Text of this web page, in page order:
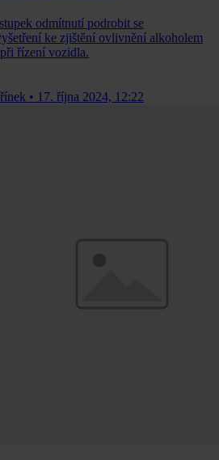
odmítnutí podrobit se
ke zjištění ovlivnění alkoholem
řízení vozidla.
• 17. října 2024, 12:22